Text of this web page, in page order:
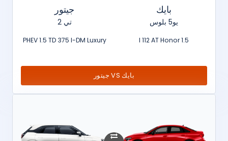
بايك
يو5 بلوس
1.5 l 112 AT Honor
جيتور
تي 2
PHEV 1.5 TD 375 I-DM Luxury
بايك VS جيتور